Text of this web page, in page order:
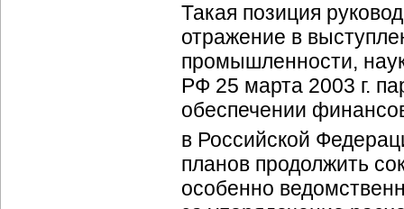
Такая позиция
отражение в
промышленности,
РФ 25 марта 2003 г.
обеспечении
в Российской
планов продолжить
особенно